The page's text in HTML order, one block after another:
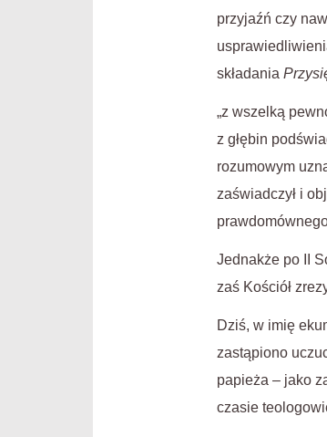
przyjaźń czy
składania
„z wszelką
z głębin
rozumowym
zaświadczył i
Jednakże po II
zaś Kościół
Dziś, w imię
zastąpiono
papieża – jako
czasie